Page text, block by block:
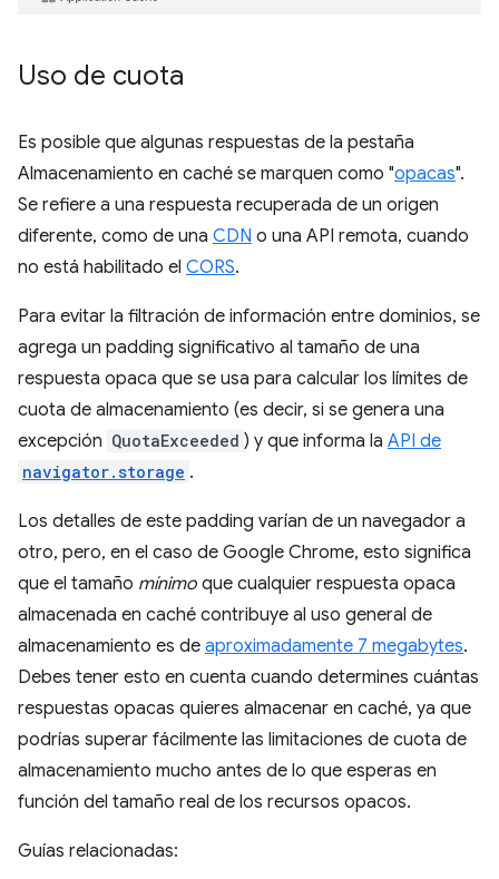
Uso de cuota
Es posible que algunas respuestas de la pestaña
Almacenamiento en caché se marquen como "opacas".
Se refiere a una respuesta recuperada de un origen
diferente, como de una CDN o una API remota, cuando
no está habilitado el CORS.
Para evitar la filtración de información entre dominios, se
agrega un padding significativo al tamaño de una
respuesta opaca que se usa para calcular los límites de
cuota de almacenamiento (es decir, si se genera una
excepción QuotaExceeded ) y que informa la API de
navigator.storage .
Los detalles de este padding varían de un navegador a
otro, pero, en el caso de Google Chrome, esto significa
que el tamaño mínimo que cualquier respuesta opaca
almacenada en caché contribuye al uso general de
almacenamiento es de aproximadamente 7 megabytes.
Debes tener esto en cuenta cuando determines cuántas
respuestas opacas quieres almacenar en caché, ya que
podrías superar fácilmente las limitaciones de cuota de
almacenamiento mucho antes de lo que esperas en
función del tamaño real de los recursos opacos.
Guías relacionadas: